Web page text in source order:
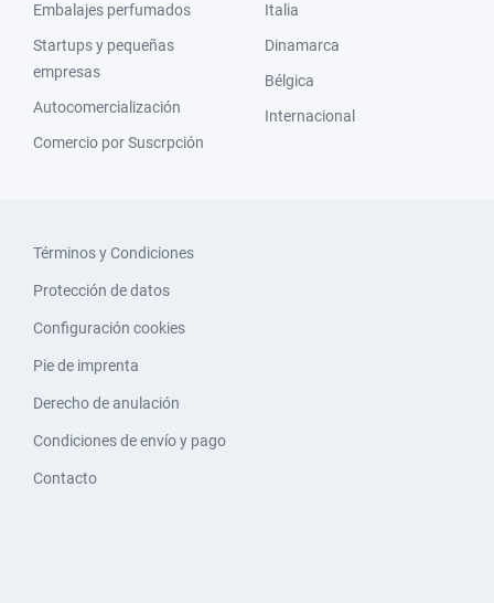
Embalajes perfumados
Startups y pequeñas
empresas
Autocomercialización
Comercio por Suscrpción
Italia
Dinamarca
Bélgica
Internacional
Términos y Condiciones
Protección de datos
Configuración cookies
Pie de imprenta
Derecho de anulación
Condiciones de envío y pago
Contacto